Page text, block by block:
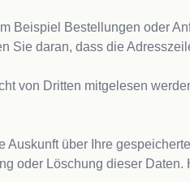
Beispiel Bestellungen oder
daran, dass die
von Dritten mitgelesen
über Ihre
oder Löschung dieser